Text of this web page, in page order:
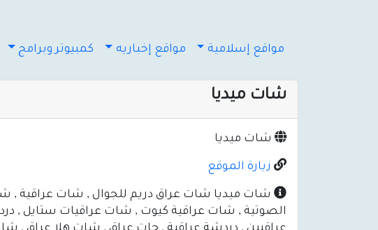
مواقع إسلامية مواقع إخباريه كمبيوتر وبرامج
شات ميديا
شات ميديا
زيارة الموقع
شات ميديا شات عراق دريم للجوال , شات عراقية ,
الصوتية , شات عراقية كيوت , شات عراقيات ستايل ,